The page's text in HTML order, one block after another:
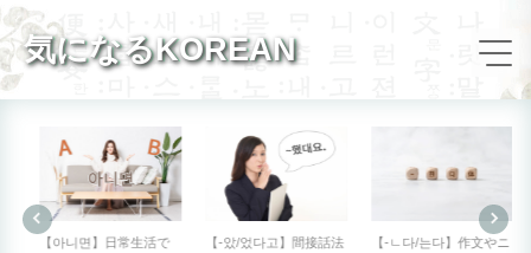
気になるKOREAN
【아니면】日常生活で
【-았/었다고】間接話法
【-ㄴ다/는다】作文やニ